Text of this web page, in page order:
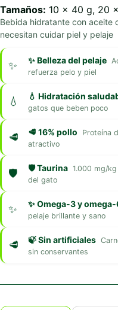
Tamaños: 10 x 40 g, 20
Bebida hidratante con aceite
necesitan cuidar piel y pelaje
✨ Belleza del pelaje
refuerza pelo y piel
💧 Hidratación
gatos que beben poco
🥩 16% pollo
Proteína
atractivo
🛡️ Taurina 1.000 mg/
del gato
✨ Omega-3 y
pelaje brillante y sano
🍃 Sin artificiales
sin conservantes